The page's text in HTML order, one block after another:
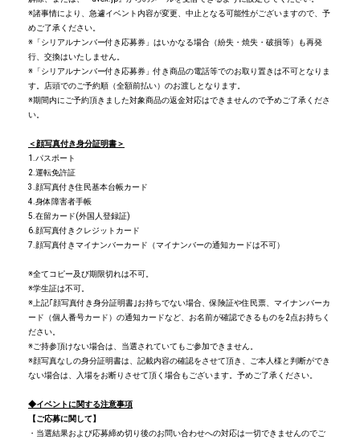
※諸事情により、急遽イベント内容が変更、中止となる可能性がございますので、予
めご了承ください。
※「シリアルナンバー付き応募券」はいかなる場合（紛失・焼失・破損等）も再発
行、交換はいたしません。
※「シリアルナンバー付き応募券」付き商品の電話等でのお取り置きは不可となりま
す。店頭でのご予約順（全額前払い）のお渡しとなります。
※期間内にご予約頂きました対象商品の返金対応はできませんので予めご了承くださ
い。
＜顔写真付き身分証明書＞
1.パスポート
2.運転免許証
3.顔写真付き住民基本台帳カード
4.身体障害者手帳
5.在留カード(外国人登録証)
6.顔写真付きクレジットカード
7.顔写真付きマイナンバーカード（マイナンバーの通知カードは不可）
※全てコピー及び期限切れは不可。
※学生証は不可。
※上記｢顔写真付き身分証明書｣お持ちでない場合、保険証や住民票、マイナンバーカ
ード（個人番号カード）の通知カードなど、お名前が確認できるものを2点お持ちく
ださい。
※ご持参頂けない場合は、当選されていてもご参加できません。
※顔写真なしの身分証明書は、記載内容の確認をさせて頂き、ご本人様と判断ができ
ない場合は、入場をお断りさせて頂く場合もございます。予めご了承ください。
◆イベントに関する注意事項
【ご応募に関して】
・当選結果および応募締め切り後のお問い合わせへの対応は一切できませんのでご